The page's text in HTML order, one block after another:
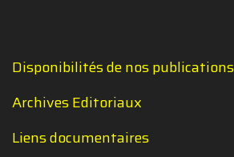
Disponibilités de nos publications
Archives Editoriaux
Liens documentaires